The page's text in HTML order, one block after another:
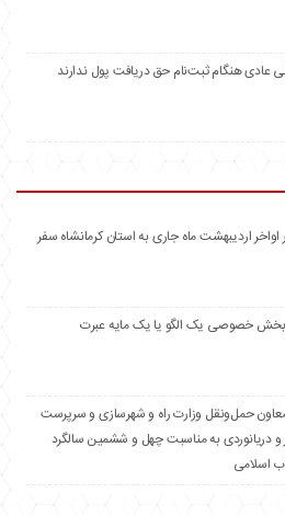
عادی هنگام ثبت‌نام حق دریافت پول ندارند
اردیبهشت ماه جاری به استان کرمانشاه سفر
بخش خصوصی یک الگو یا یک مایه عبرت
حمل‌ونقل وزارت راه و شهرسازی و سرپرست
و دریانوردی به مناسبت چهل و ششمین سالگرد
اسلامی